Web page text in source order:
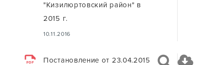
"Кизилюртовский район" в
2015 г.
10.11.2016
PDF
Постановление от 23.04.2015